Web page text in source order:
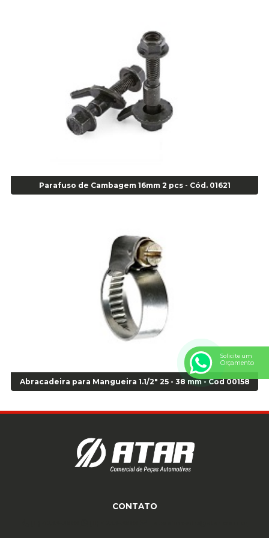
Alicate para Anéis Externos Bico Reto - Gedore A2 - Cod 00894
Alicate para Anéis Externos com Bico Curvo - Gedore A21 - Cod 00895
Alicate para Anéis Internos Bico Curvo - Gedore J21 - Cod 00893
Alicate para Anéis Tipo Trava Câmbio 8134 Gedore - Cod 02008
Alicate para Balanceamento - Cod 03078
Alicate para trava de cambio 398 11" - Corneta - Cod 03113
Alicate Universal - Cod 01718
Anel Centralizador Fiat 4 pçs - Amarelo - Cod 00517
Anel Centralizador Ford 4pçs - Verde - Cod 00518
Anel Centralizador Peugeot 4pçs - Branco - Cod 01466
Anel Centralizador Renault 4pçs - Marrom - Cod 01467
Anel Centralizador Toyota 4pçs - Preto - Cod 01335
Anel Centralizador VW 4pçs - Laranja - Cod 00520
Anel de vedação Jumbo OR-224 TG - Cod: 03749
Anel de vedação Jumbo OR-449 Cod: 03752
Anel p/ montagem de pneu s/cam aro 22,5 - Cod 00166
Anel para Montagem do Pneu Sem Câmara Aro 24,5 - Cod 02935
Anel para Vedação OR 325 - Cod 03390
Anel para Vedação OR 325 Nacional -Cod 01768
Anel para Vedação OR 335 Importado - Cod 01771
Anel para Vedação OR 339 - Cod 01772
Anel para Vedação OR 88 - Cod 01767
Parafuso de Cambagem 16mm 2 pcs - Cód. 01621
Abracadeira para Mangueira 1.1/2" 25 - 38 mm - Cod 00158
CONTATO
Solicite um
Orçamento